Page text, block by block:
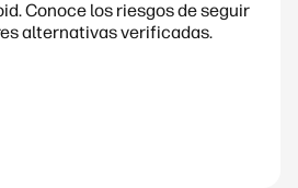
Conoce los riesgos de seguir
alternativas verificadas.